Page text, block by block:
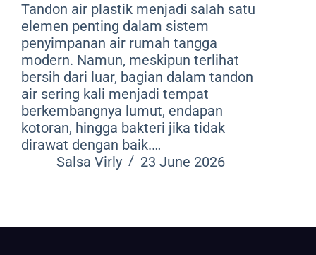
Tandon air plastik menjadi salah satu
elemen penting dalam sistem
penyimpanan air rumah tangga
modern. Namun, meskipun terlihat
bersih dari luar, bagian dalam tandon
air sering kali menjadi tempat
berkembangnya lumut, endapan
kotoran, hingga bakteri jika tidak
dirawat dengan baik.…
Salsa Virly
23 June 2026